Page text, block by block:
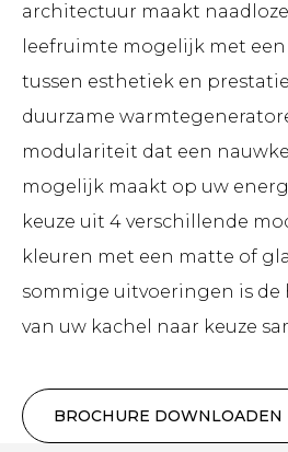
architectuur maakt
leefruimte mogelijk met
tussen esthetiek en
duurzame
modulariteit dat een
mogelijk maakt op uw
keuze uit 4 verschillende
kleuren met een matte of
sommige uitvoeringen is de
van uw kachel naar keuze
BROCHURE DOWNLOADEN